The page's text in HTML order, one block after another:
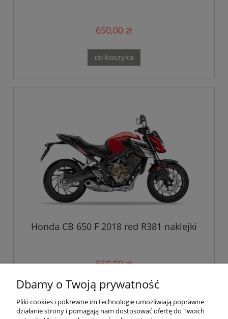
650,00 zł
do koszyka
Honda CB 650 F 2018 red R381 naklejki
650,00 zł
do koszyka
Dbamy o Twoją prywatność
Pliki cookies i pokrewne im technologie umożliwiają poprawne
działanie strony i pomagają nam dostosować ofertę do Twoich